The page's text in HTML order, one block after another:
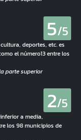
5/5
deportes, etc. es
el número13 entre los
2/5
a media,
los 98 municipios de